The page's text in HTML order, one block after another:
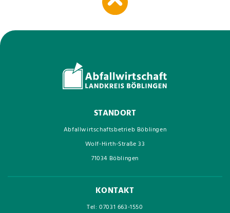
STANDORT
Abfallwirtschaftsbetrieb Böblingen
Wolf-Hirth-Straße 33
71034 Böblingen
KONTAKT
Tel: 07031 663-1550